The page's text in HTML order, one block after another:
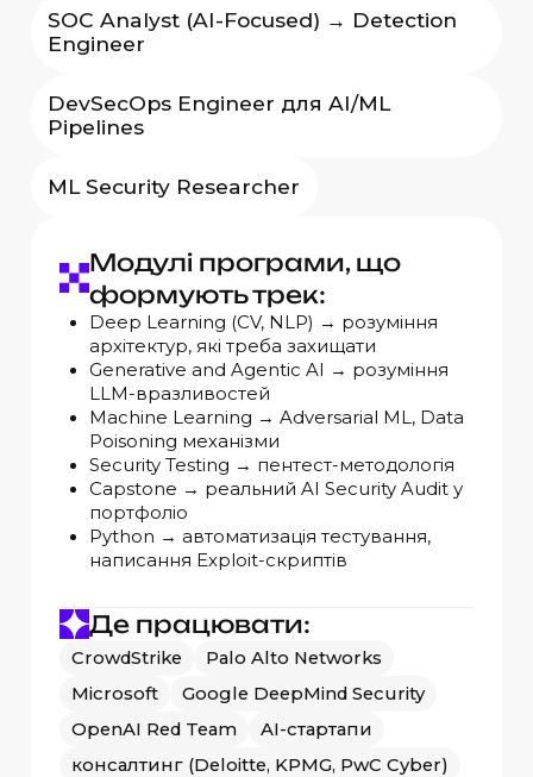
SOC Analyst (AI-Focused) → Detection
Engineer
DevSecOps Engineer для AI/ML
Pipelines
ML Security Researcher
Модулі програми, що
формують трек:
Deep Learning (CV, NLP) → розуміння
архітектур, які треба захищати
Generative and Agentic AI → розуміння
LLM-вразливостей
Machine Learning → Adversarial ML, Data
Poisoning механізми
Security Testing → пентест-методологія
Capstone → реальний AI Security Audit у
портфоліо
Python → автоматизація тестування,
написання Exploit-скриптів
Де працювати:
CrowdStrike
Palo Alto Networks
Microsoft
Google DeepMind Security
OpenAI Red Team
AI-стартапи
консалтинг (Deloitte, KPMG, PwC Cyber)